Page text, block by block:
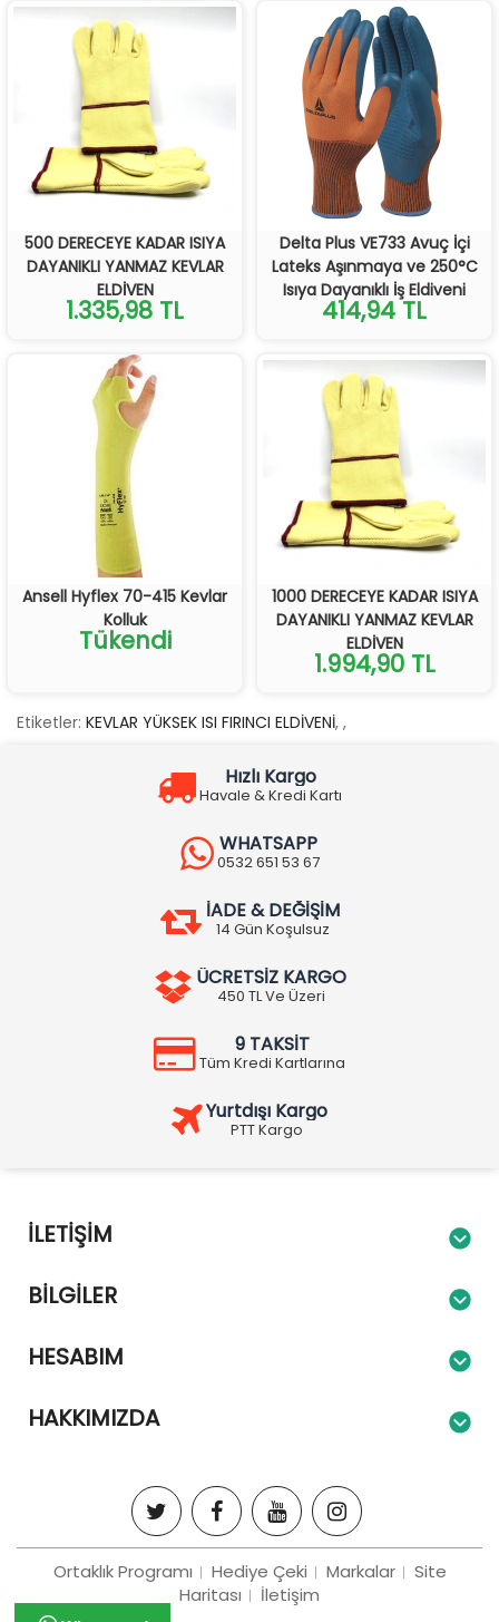
500 DERECEYE KADAR ISIYA
DAYANIKLI YANMAZ KEVLAR
ELDİVEN
1.335,98 TL
Delta Plus VE733 Avuç İçi
Lateks Aşınmaya ve 250°C
Isıya Dayanıklı İş Eldiveni
414,94 TL
Ansell Hyflex 70-415 Kevlar
Kolluk
Tükendi
1000 DERECEYE KADAR ISIYA
DAYANIKLI YANMAZ KEVLAR
ELDİVEN
1.994,90 TL
Etiketler: KEVLAR YÜKSEK ISI FIRINCI ELDİVENİ, ,
Hızlı Kargo
Havale & Kredi Kartı
WHATSAPP
0532 651 53 67
İADE & DEĞİŞİM
14 Gün Koşulsuz
ÜCRETSİZ KARGO
450 TL Ve Üzeri
9 TAKSİT
Tüm Kredi Kartlarına
Yurtdışı Kargo
PTT Kargo
İLETIŞIM
BILGILER
HESABIM
HAKKIMIZDA
Ortaklık Programı Hediye Çeki Markalar
Site
Haritası
İletişim